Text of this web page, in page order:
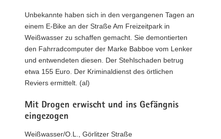
Unbekannte haben sich in den vergangenen Tagen an
einem E-Bike an der Straße Am Freizeitpark in
Weißwasser zu schaffen gemacht. Sie demontierten
den Fahrradcomputer der Marke Babboe vom Lenker
und entwendeten diesen. Der Stehlschaden betrug
etwa 155 Euro. Der Kriminaldienst des örtlichen
Reviers ermittelt. (al)
Mit Drogen erwischt und ins Gefängnis
eingezogen
Weißwasser/O.L., Görlitzer Straße